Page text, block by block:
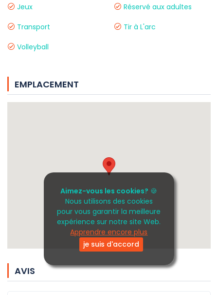
Aimez-vous les cookies? 🍪
Nous utilisons des cookies
pour vous garantir la meilleure
expérience sur notre site Web.
Apprendre encore plus
je suis d'accord
Jeux Réservé aux adultes
Transport Tir à L'arc
Volleyball
EMPLACEMENT
AVIS